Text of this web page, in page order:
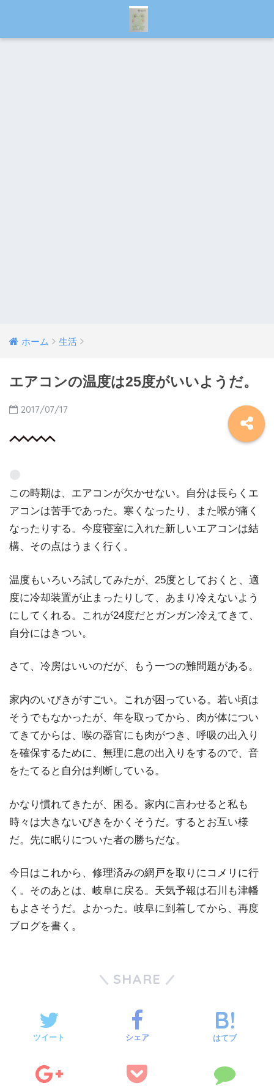
ホーム 生活
エアコンの温度は25度がいいようだ。
2017/07/17
この時期は、エアコンが欠かせない。自分は長らくエ
アコンは苦手であった。寒くなったり、また喉が痛く
なったりする。今度寝室に入れた新しいエアコンは結
構、その点はうまく行く。
温度もいろいろ試してみたが、25度としておくと、適
度に冷却装置が止まったりして、あまり冷えないよう
にしてくれる。これが24度だとガンガン冷えてきて、
自分にはきつい。
さて、冷房はいいのだが、もう一つの難問題がある。
家内のいびきがすごい。これが困っている。若い頃は
そうでもなかったが、年を取ってから、肉が体につい
てきてからは、喉の器官にも肉がつき、呼吸の出入り
を確保するために、無理に息の出入りをするので、音
をたてると自分は判断している。
かなり慣れてきたが、困る。家内に言わせると私も
時々は大きないびきをかくそうだ。するとお互い様
だ。先に眠りについた者の勝ちだな。
今日はこれから、修理済みの網戸を取りにコメリに行
く。そのあとは、岐阜に戻る。天気予報は石川も津幡
もよさそうだ。よかった。岐阜に到着してから、再度
ブログを書く。
SHARE
ツイート シェア はてブ